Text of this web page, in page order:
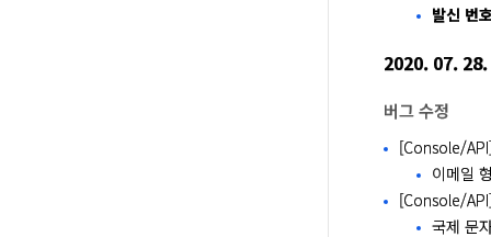
발신 번
2020. 07. 28.
버그 수정
[Console/
이메일
[Console/
국제 문